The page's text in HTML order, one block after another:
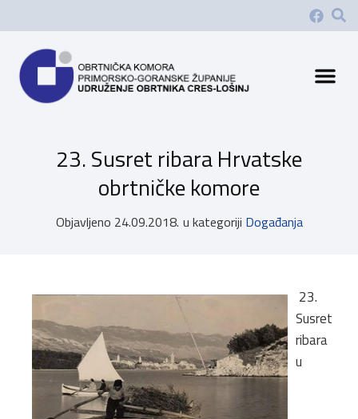
23. Susret ribara Hrvatske
obrtničke komore
Objavljeno 24.09.2018. u kategoriji Događanja
23.
Susret
ribara
u